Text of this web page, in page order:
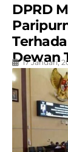
DPRD
Dewan
17 Januari,